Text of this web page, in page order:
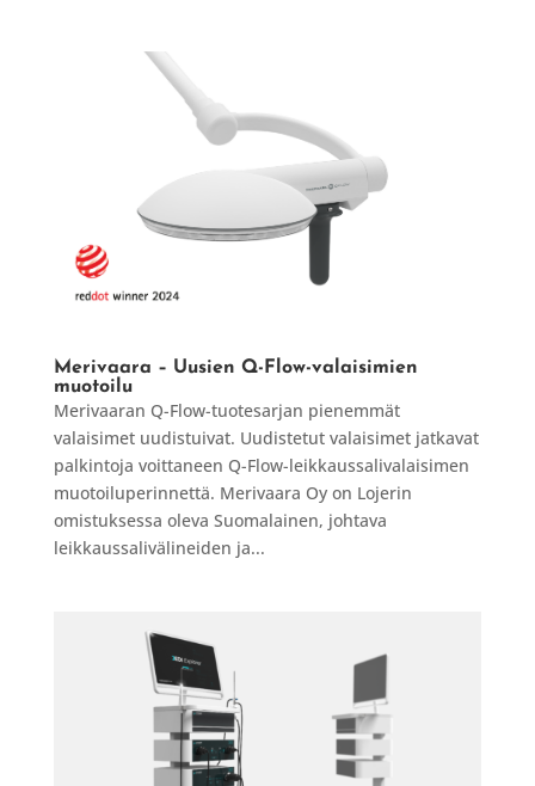
Merivaara – Uusien Q-Flow-valaisimien
muotoilu
Merivaaran Q-Flow-tuotesarjan pienemmät
valaisimet uudistuivat. Uudistetut valaisimet jatkavat
palkintoja voittaneen Q-Flow-leikkaussalivalaisimen
muotoiluperinnettä. Merivaara Oy on Lojerin
omistuksessa oleva Suomalainen, johtava
leikkaussalivälineiden ja...